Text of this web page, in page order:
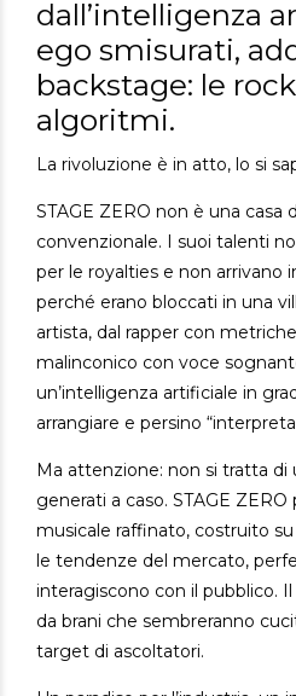
dall’intelligenza
ego smisurati,
backstage: le
algoritmi.
La rivoluzione è in atto, lo si
STAGE ZERO non è una casa
convenzionale. I suoi talenti
per le royalties e non arrivano
perché erano bloccati in una
artista, dal rapper con
malinconico con voce
un’intelligenza artificiale in
arrangiare e persino
Ma attenzione: non si tratta di
generati a caso. STAGE
musicale raffinato, costruito
le tendenze del mercato,
interagiscono con il pubblico.
da brani che sembreranno
target di ascoltatori.